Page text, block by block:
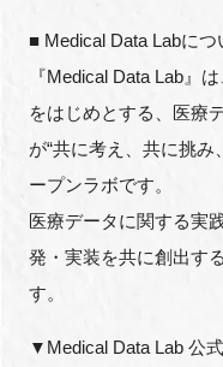
■ Medical Data Labにつ
『Medical Data Lab』
をはじめとする、医療
が“共に考え、共に挑
ープンラボです。
医療データに関する実
発・実装を共に創出す
す。
▼Medical Data Lab 公